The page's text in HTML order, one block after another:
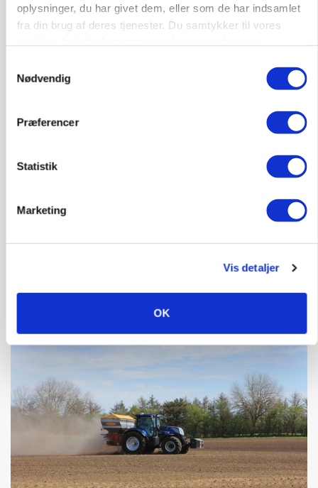
oplysninger, du har givet dem, eller som de har indsamlet
fra din brug af deres tjenester. Du samtykker til vores
Nødvendig
Præferencer
Statistik
Marketing
Vis detaljer
OK
marked for biokul
»Nu stopper I«: Landbrugsdebattør og